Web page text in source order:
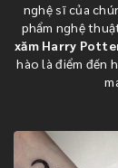
nghệ sĩ của
phẩm nghệ
xăm Harry
hào là điểm đến